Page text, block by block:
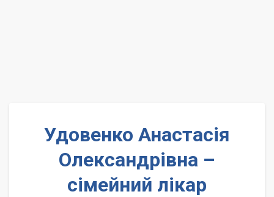
Удовенко Анастасія
Олександрівна –
сімейний лікар